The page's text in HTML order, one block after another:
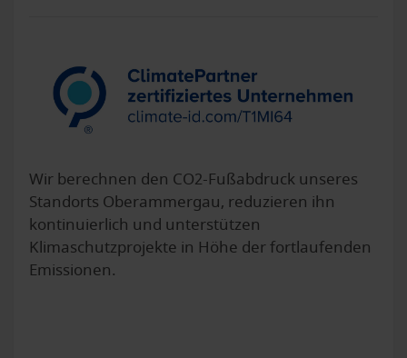
Wir berechnen den CO2-Fußabdruck unseres
Standorts Oberammergau, reduzieren ihn
kontinuierlich und unterstützen
Klimaschutzprojekte in Höhe der fortlaufenden
Emissionen.